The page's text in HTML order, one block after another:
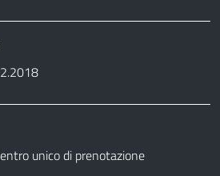
unico di prenotazione